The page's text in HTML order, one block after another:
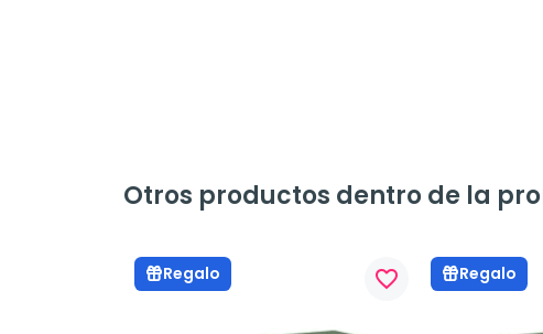
Otros productos dentro de la
Regalo favorite_border Regalo